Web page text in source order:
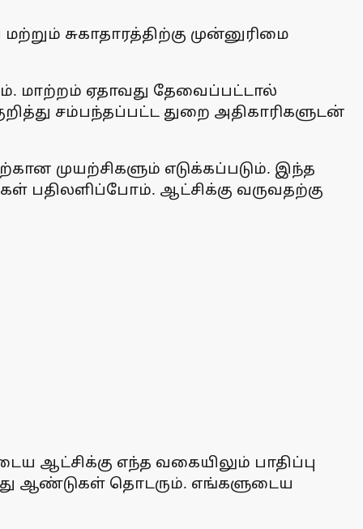
சுகாதாரத்திற்கு முன்னுரிமை
மாற்றம் ஏதாவது தேவைப்பட்டால்
சம்பந்தப்பட்ட துறை அதிகாரிகளுடன்
முயற்சிகளும் எடுக்கப்படும். இந்த
பதிலளிப்போம். ஆட்சிக்கு வருவதற்கு
எந்த வகையிலும் பாதிப்பு
ஆண்டுகள் தொடரும். எங்களுடைய